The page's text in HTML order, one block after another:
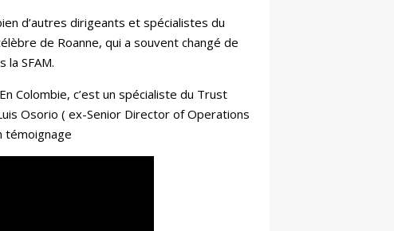
d’autres dirigeants et spécialistes du
de Roanne, qui a souvent changé de
SFAM.
Colombie, c’est un spécialiste du Trust
Osorio ( ex-Senior Director of Operations
témoignage